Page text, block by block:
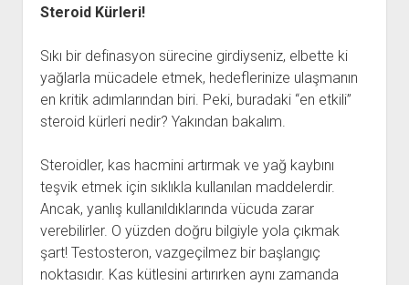
Steroid Kürleri!
Sıkı bir definasyon sürecine girdiyseniz, elbette ki
yağlarla mücadele etmek, hedeflerinize ulaşmanın
en kritik adımlarından biri. Peki, buradaki “en etkili”
steroid kürleri nedir? Yakından bakalım.
Steroidler, kas hacmini artırmak ve yağ kaybını
teşvik etmek için sıklıkla kullanılan maddelerdir.
Ancak, yanlış kullanıldıklarında vücuda zarar
verebilirler. O yüzden doğru bilgiyle yola çıkmak
şart! Testosteron, vazgeçilmez bir başlangıç
noktasıdır. Kas kütlesini artırırken aynı zamanda